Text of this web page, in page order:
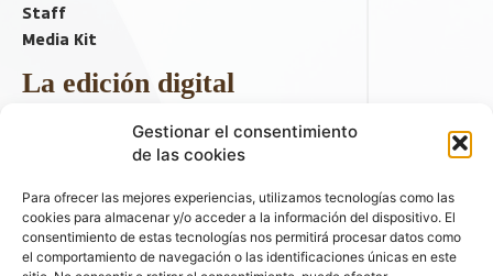
Gestionar el consentimiento
de las cookies
Para ofrecer las mejores experiencias, utilizamos tecnologías como las
cookies para almacenar y/o acceder a la información del dispositivo. El
consentimiento de estas tecnologías nos permitirá procesar datos como
el comportamiento de navegación o las identificaciones únicas en este
Staff
Media Kit
La edición digital
Descargar último ejemplar
ir a hemeroteca
+ Contenido en redes sociales